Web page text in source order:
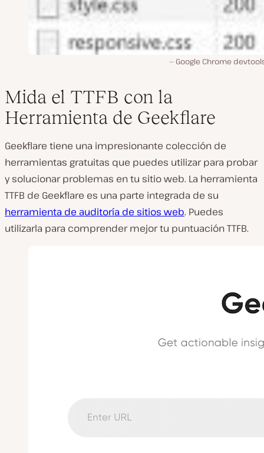
Google Chrome devtools
Mida el TTFB con la
Herramienta de Geekflare
Geekflare tiene una impresionante colección de
herramientas gratuitas que puedes utilizar para probar
y solucionar problemas en tu sitio web. La herramienta
TTFB de Geekflare es una parte integrada de su
herramienta de auditoría de sitios web. Puedes
utilizarla para comprender mejor tu puntuación TTFB.